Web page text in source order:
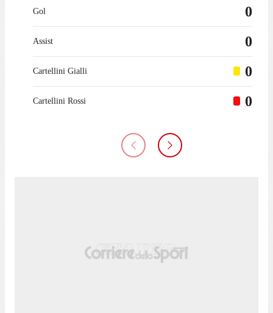
Gol 0
Assist 0
Cartellini Gialli 0
Cartellini Rossi 0